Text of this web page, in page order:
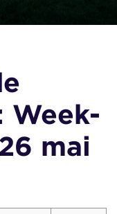
Week-
mai